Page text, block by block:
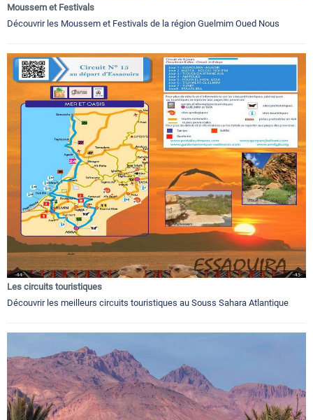
Moussem et Festivals
Découvrir les Moussem et Festivals de la région Guelmim Oued Nous
Les circuits touristiques
Découvrir les meilleurs circuits touristiques au Souss Sahara Atlantique